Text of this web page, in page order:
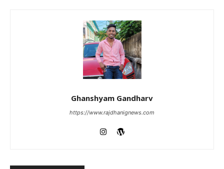
Ghanshyam Gandharv
https://www.rajdhanignews.com